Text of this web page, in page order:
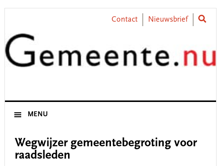
Skip
primary
navigation
Skip
content
Skip
primary
sidebar
Skip
footer
Contact Nieuwsbrief
MENU
Wegwijzer gemeentebegroting voor
raadsleden